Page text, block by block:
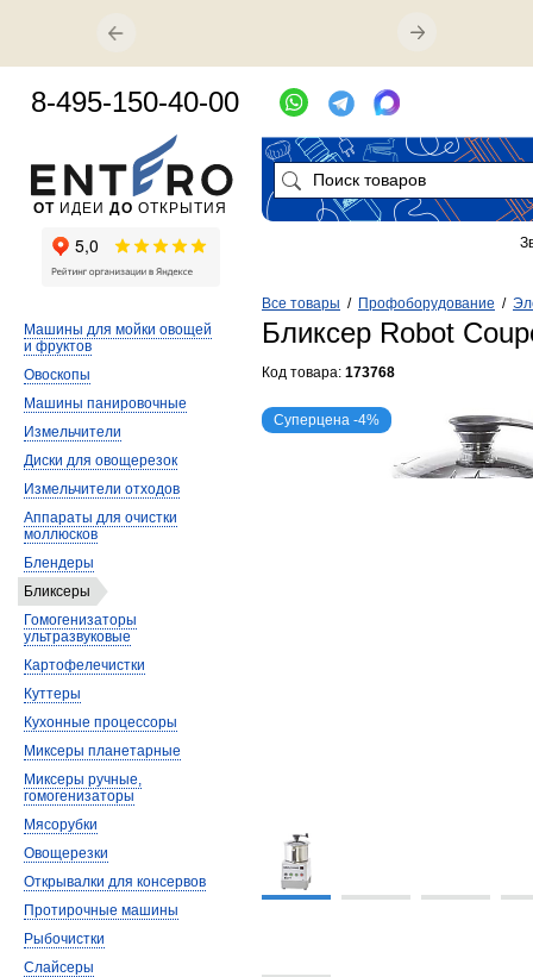
Все товары / Профоборудование /
Бликсер Robot
Код товара: 173768
Суперцена -4%
Машины для мойки овощей
и фруктов
Овоскопы
Машины панировочные
Измельчители
Диски для овощерезок
Измельчители отходов
Аппараты для очистки
моллюсков
Блендеры
Бликсеры
Гомогенизаторы
ультразвуковые
Картофелечистки
Куттеры
Кухонные процессоры
Миксеры планетарные
Миксеры ручные,
гомогенизаторы
Мясорубки
Овощерезки
Открывалки для консервов
Протирочные машины
Рыбочистки
Слайсеры
ОТ ИДЕИ ДО ОТКРЫТИЯ
8-495-150-40-00